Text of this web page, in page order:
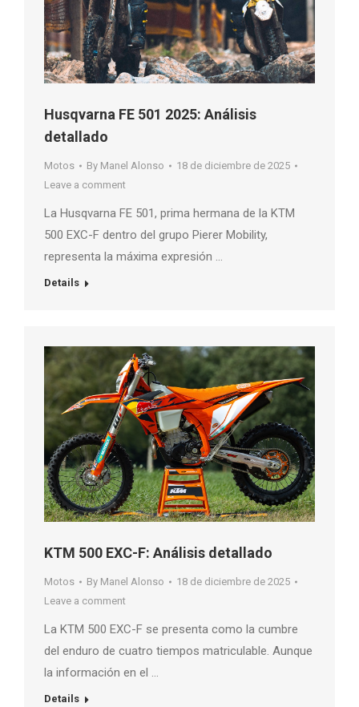
Husqvarna FE 501 2025: Análisis
detallado
Motos By Manel Alonso
18 de diciembre de 2025
Leave a comment
La Husqvarna FE 501, prima hermana de la KTM
500 EXC-F dentro del grupo Pierer Mobility,
representa la máxima expresión …
Details
KTM 500 EXC-F: Análisis detallado
Motos By Manel Alonso
18 de diciembre de 2025
Leave a comment
La KTM 500 EXC-F se presenta como la cumbre
del enduro de cuatro tiempos matriculable. Aunque
la información en el …
Details